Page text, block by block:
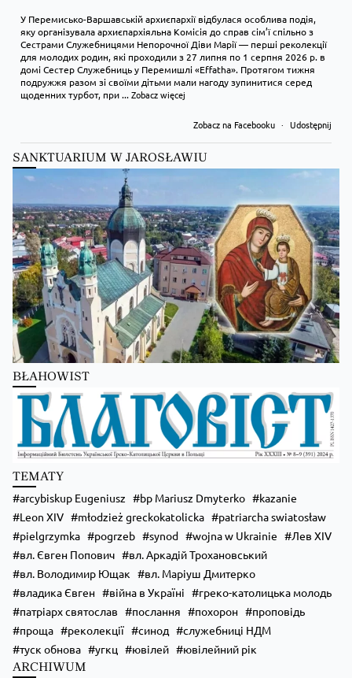
У Перемисько-Варшавській архиєпархії відбулася особлива подія,
яку організувала архиєпархіяльна Комісія до справ сім’ї спільно з
Сестрами Служебницями Непорочної Діви Марії — перші реколекції
для молодих родин, які проходили з 27 липня по 1 серпня 2026 р. в
домі Сестер Служебниць у Перемишлі «Effatha». Протягом тижня
подружжя разом зі своїми дітьми мали нагоду зупинитися серед
щоденних турбот, при...Zobacz więcej
Zobacz na Facebooku · Udostępnij
Kościół Greckokatolicki
Преображення Господнє в Лодзі
Zobacz na Facebooku · Udostępnij
SANKTUARIUM W JAROSŁAWIU
BŁAHOWIST
TEMATY
arcybiskup Eugeniusz bp Mariusz Dmyterko
kazanie
Leon XIV
młodzież greckokatolicka
patriarcha swiatosław
pielgrzymka
pogrzeb synod wojna w Ukrainie
Лев XIV
вл. Євген Попович
вл. Аркадій Трохановський
вл. Володимир Ющак
вл. Маріуш Дмитерко
владика Євген
війна в Україні
греко-католицька молодь
патріарх святослав
послання похорон
проповідь
проща
реколекції синод
служебниці НДМ
туск обнова
угкц ювілей ювілейний рік
ARCHIWUM